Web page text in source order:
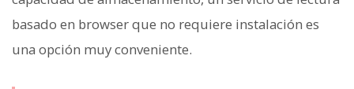
basado en browser que no requiere instalación es
una opción muy conveniente.